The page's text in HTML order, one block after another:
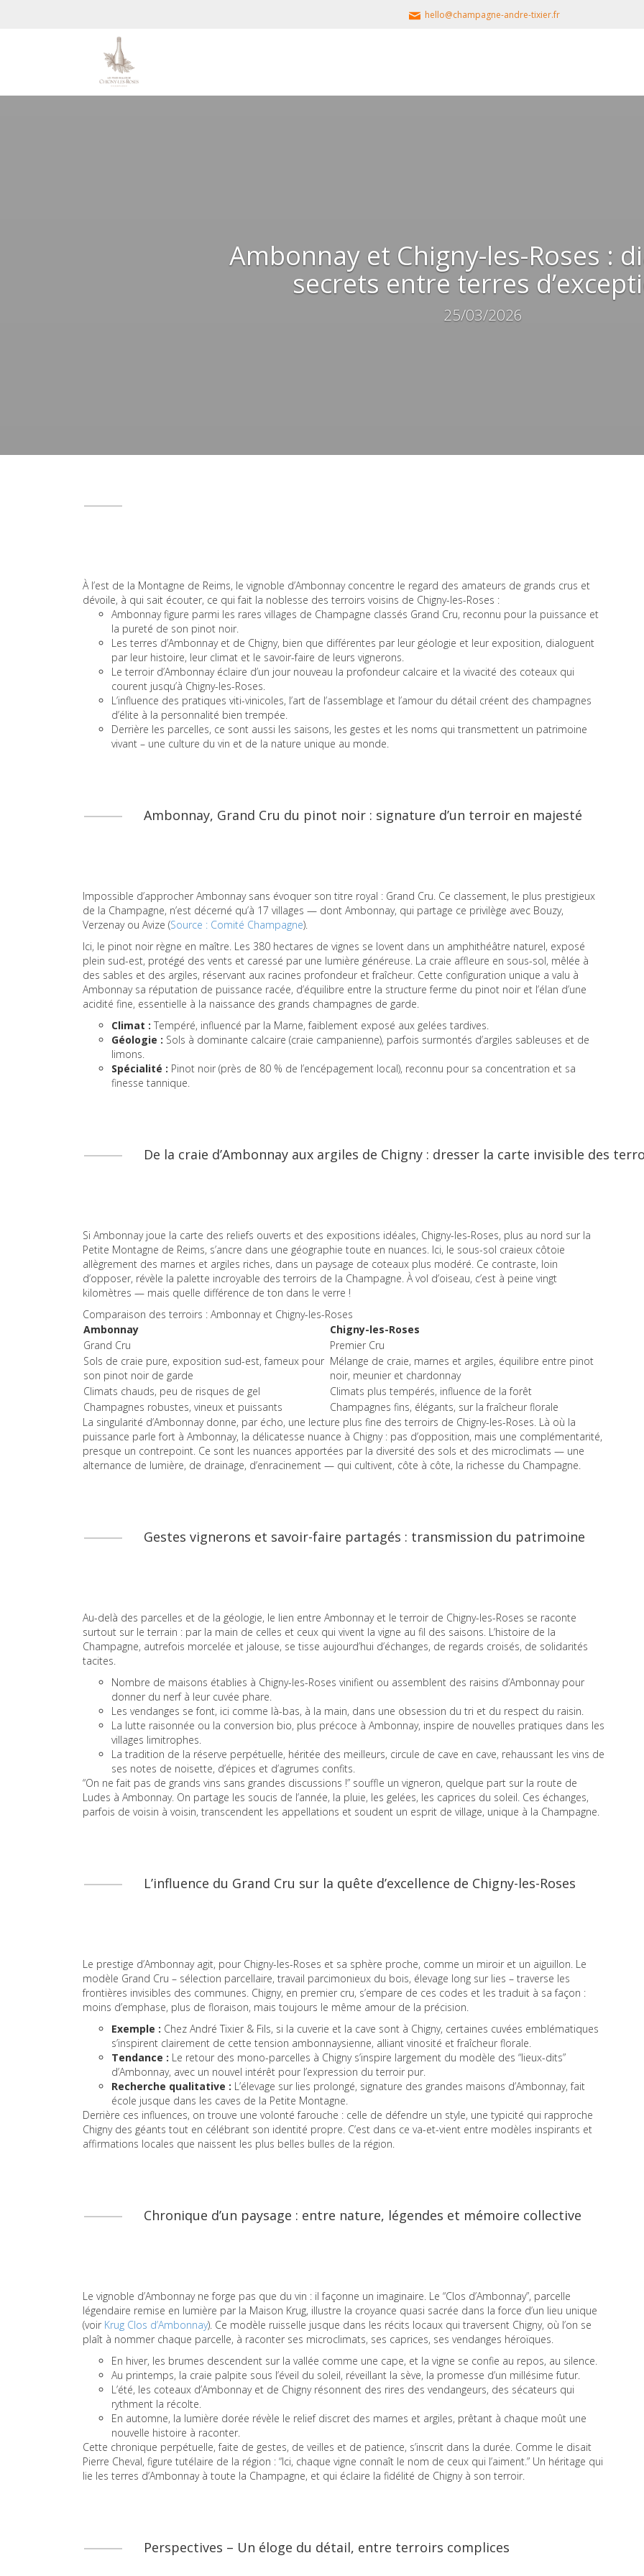
hello@champagne-andre-tixier.fr
Ambonnay et Chigny-les-Roses :
secrets entre terres
25/03/2026
À l’est de la Montagne de Reims, le vignoble d’Ambonnay concentre le regard des amateurs de grands crus et
dévoile, à qui sait écouter, ce qui fait la noblesse des terroirs voisins de Chigny-les-Roses :
Ambonnay figure parmi les rares villages de Champagne classés Grand Cru, reconnu pour la puissance et
la pureté de son pinot noir.
Les terres d’Ambonnay et de Chigny, bien que différentes par leur géologie et leur exposition, dialoguent
par leur histoire, leur climat et le savoir-faire de leurs vignerons.
Le terroir d’Ambonnay éclaire d’un jour nouveau la profondeur calcaire et la vivacité des coteaux qui
courent jusqu’à Chigny-les-Roses.
L’influence des pratiques viti-vinicoles, l’art de l’assemblage et l’amour du détail créent des champagnes
d’élite à la personnalité bien trempée.
Derrière les parcelles, ce sont aussi les saisons, les gestes et les noms qui transmettent un patrimoine
vivant – une culture du vin et de la nature unique au monde.
Ambonnay, Grand Cru du pinot noir : signature d’un terroir en majesté
Impossible d’approcher Ambonnay sans évoquer son titre royal : Grand Cru. Ce classement, le plus prestigieux
de la Champagne, n’est décerné qu’à 17 villages — dont Ambonnay, qui partage ce privilège avec Bouzy,
Verzenay ou Avize (Source : Comité Champagne).
Ici, le pinot noir règne en maître. Les 380 hectares de vignes se lovent dans un amphithéâtre naturel, exposé
plein sud-est, protégé des vents et caressé par une lumière généreuse. La craie affleure en sous-sol, mêlée à
des sables et des argiles, réservant aux racines profondeur et fraîcheur. Cette configuration unique a valu à
Ambonnay sa réputation de puissance racée, d’équilibre entre la structure ferme du pinot noir et l’élan d’une
acidité fine, essentielle à la naissance des grands champagnes de garde.
Climat : Tempéré, influencé par la Marne, faiblement exposé aux gelées tardives.
Géologie : Sols à dominante calcaire (craie campanienne), parfois surmontés d’argiles sableuses et de
limons.
Spécialité : Pinot noir (près de 80 % de l’encépagement local), reconnu pour sa concentration et sa
finesse tannique.
De la craie d’Ambonnay aux argiles de Chigny : dresser la carte invisible des
Si Ambonnay joue la carte des reliefs ouverts et des expositions idéales, Chigny-les-Roses, plus au nord sur la
Petite Montagne de Reims, s’ancre dans une géographie toute en nuances. Ici, le sous-sol craieux côtoie
allègrement des marnes et argiles riches, dans un paysage de coteaux plus modéré. Ce contraste, loin
d’opposer, révèle la palette incroyable des terroirs de la Champagne. À vol d’oiseau, c’est à peine vingt
kilomètres — mais quelle différence de ton dans le verre !
Comparaison des terroirs : Ambonnay et Chigny-les-Roses
Ambonnay
Chigny-les-Roses
Grand Cru
Premier Cru
Sols de craie pure, exposition sud-est, fameux pour
son pinot noir de garde
Mélange de craie, marnes et argiles, équilibre entre pinot
noir, meunier et chardonnay
Climats chauds, peu de risques de gel
Climats plus tempérés, influence de la forêt
Champagnes robustes, vineux et puissants
Champagnes fins, élégants, sur la fraîcheur florale
La singularité d’Ambonnay donne, par écho, une lecture plus fine des terroirs de Chigny-les-Roses. Là où la
puissance parle fort à Ambonnay, la délicatesse nuance à Chigny : pas d’opposition, mais une complémentarité,
presque un contrepoint. Ce sont les nuances apportées par la diversité des sols et des microclimats — une
alternance de lumière, de drainage, d’enracinement — qui cultivent, côte à côte, la richesse du Champagne.
Gestes vignerons et savoir-faire partagés : transmission du patrimoine
Au-delà des parcelles et de la géologie, le lien entre Ambonnay et le terroir de Chigny-les-Roses se raconte
surtout sur le terrain : par la main de celles et ceux qui vivent la vigne au fil des saisons. L’histoire de la
Champagne, autrefois morcelée et jalouse, se tisse aujourd’hui d’échanges, de regards croisés, de solidarités
tacites.
Nombre de maisons établies à Chigny-les-Roses vinifient ou assemblent des raisins d’Ambonnay pour
donner du nerf à leur cuvée phare.
Les vendanges se font, ici comme là-bas, à la main, dans une obsession du tri et du respect du raisin.
La lutte raisonnée ou la conversion bio, plus précoce à Ambonnay, inspire de nouvelles pratiques dans les
villages limitrophes.
La tradition de la réserve perpétuelle, héritée des meilleurs, circule de cave en cave, rehaussant les vins de
ses notes de noisette, d’épices et d’agrumes confits.
“On ne fait pas de grands vins sans grandes discussions !” souffle un vigneron, quelque part sur la route de
Ludes à Ambonnay. On partage les soucis de l’année, la pluie, les gelées, les caprices du soleil. Ces échanges,
parfois de voisin à voisin, transcendent les appellations et soudent un esprit de village, unique à la Champagne.
L’influence du Grand Cru sur la quête d’excellence de Chigny-les-Roses
Le prestige d’Ambonnay agit, pour Chigny-les-Roses et sa sphère proche, comme un miroir et un aiguillon. Le
modèle Grand Cru – sélection parcellaire, travail parcimonieux du bois, élevage long sur lies – traverse les
frontières invisibles des communes. Chigny, en premier cru, s’empare de ces codes et les traduit à sa façon :
moins d’emphase, plus de floraison, mais toujours le même amour de la précision.
Exemple : Chez André Tixier & Fils, si la cuverie et la cave sont à Chigny, certaines cuvées emblématiques
s’inspirent clairement de cette tension ambonnaysienne, alliant vinosité et fraîcheur florale.
Tendance : Le retour des mono-parcelles à Chigny s’inspire largement du modèle des “lieux-dits”
d’Ambonnay, avec un nouvel intérêt pour l’expression du terroir pur.
Recherche qualitative : L’élevage sur lies prolongé, signature des grandes maisons d’Ambonnay, fait
école jusque dans les caves de la Petite Montagne.
Derrière ces influences, on trouve une volonté farouche : celle de défendre un style, une typicité qui rapproche
Chigny des géants tout en célébrant son identité propre. C’est dans ce va-et-vient entre modèles inspirants et
affirmations locales que naissent les plus belles bulles de la région.
Chronique d’un paysage : entre nature, légendes et mémoire collective
Le vignoble d’Ambonnay ne forge pas que du vin : il façonne un imaginaire. Le “Clos d’Ambonnay”, parcelle
légendaire remise en lumière par la Maison Krug, illustre la croyance quasi sacrée dans la force d’un lieu unique
(voir Krug Clos d’Ambonnay). Ce modèle ruisselle jusque dans les récits locaux qui traversent Chigny, où l’on se
plaît à nommer chaque parcelle, à raconter ses microclimats, ses caprices, ses vendanges héroïques.
En hiver, les brumes descendent sur la vallée comme une cape, et la vigne se confie au repos, au silence.
Au printemps, la craie palpite sous l’éveil du soleil, réveillant la sève, la promesse d’un millésime futur.
L’été, les coteaux d’Ambonnay et de Chigny résonnent des rires des vendangeurs, des sécateurs qui
rythment la récolte.
En automne, la lumière dorée révèle le relief discret des marnes et argiles, prêtant à chaque moût une
nouvelle histoire à raconter.
Cette chronique perpétuelle, faite de gestes, de veilles et de patience, s’inscrit dans la durée. Comme le disait
Pierre Cheval, figure tutélaire de la région : “Ici, chaque vigne connaît le nom de ceux qui l’aiment.” Un héritage qui
lie les terres d’Ambonnay à toute la Champagne, et qui éclaire la fidélité de Chigny à son terroir.
Perspectives – Un éloge du détail, entre terroirs complices